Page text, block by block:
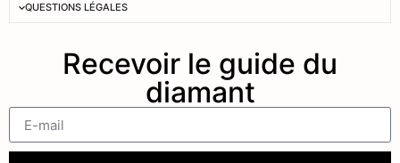
QUESTIONS LÉGALES
Recevoir le guide du
diamant